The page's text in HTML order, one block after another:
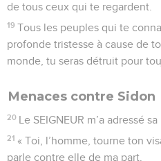
de tous ceux qui te regardent.
19 Tous les peuples qui te
profonde tristesse à cause de
monde, tu seras détruit pour
Menaces contre Sidon
20 Le SEIGNEUR m’a adressé
21 « Toi, l’homme, tourne ton
parle contre elle de ma part.